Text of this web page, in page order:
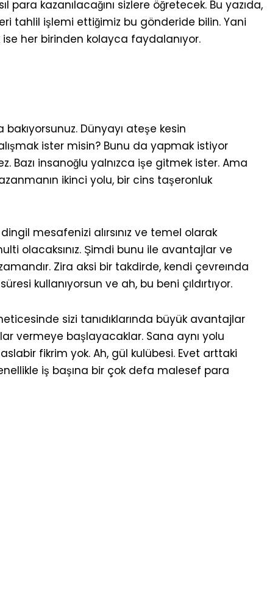
kazanılacağını sizlere öğretecek. Bu yazıda,
tahlil işlemi ettiğimiz bu gönderide bilin. Yani
her birinden kolayca faydalanıyor.
Dünyayı ateşe kesin
ister misin? Bunu da yapmak istiyor
Bazı insanoğlu yalnızca işe gitmek ister. Ama
ikinci yolu, bir cins taşeronluk
mesafenizi alırsınız ve temel olarak
olacaksınız. Şimdi bunu ile avantajlar ve
Zira aksi bir takdirde, kendi çevreında
kullanıyorsun ve ah, bu beni çıldırtıyor.
sizi tanıdıklarında büyük avantajlar
vermeye başlayacaklar. Sana aynı yolu
fikrim yok. Ah, gül kulübesi. Evet arttaki
iş başına bir çok defa malesef para